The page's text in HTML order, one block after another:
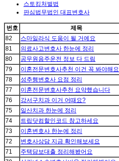
스토킹처벌법
판심법무법인 대표변호사
번호 제목
82
스마일라식 도움이 될 거예요
81
의료사고변호사 한눈에 정리
80
공무원음주운전 정보 다 드림
79
이혼전문변호사추천 이건 꼭 봐야해요
78
성추행변호사 요점 정리
77
이혼전문변호사추천 요약했습니다
76
강서구치과 이거 어때요?
75
일산치과 한눈에 정리
74
트립닷컴할인코드 참고하세요
73
이혼변호사 한눈에 정리
72
변호사상담 지금 확인해보세요
71
주택담보대출 정리해봤어요